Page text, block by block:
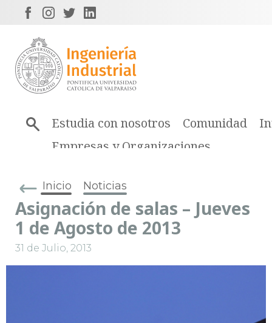
Estudia con nosotros Comunidad
Empresas y Organizaciones
Inicio Noticias
Asignación de salas – Jueves
1 de Agosto de 2013
31 de Julio, 2013